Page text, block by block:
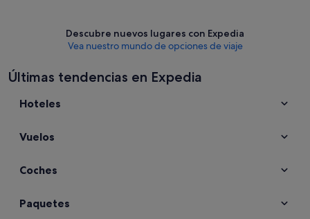
Descubre nuevos lugares con Expedia
Vea nuestro mundo de opciones de viaje
Últimas tendencias en Expedia
Hoteles
Vuelos
Coches
Paquetes